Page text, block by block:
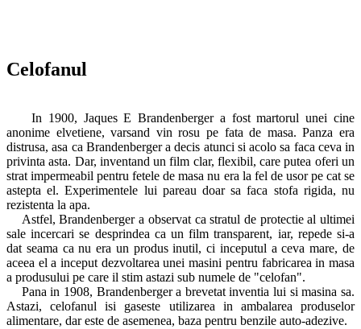
Celofanul
In 1900, Jaques E Brandenberger a fost martorul unei cine
anonime elvetiene, varsand vin rosu pe fata de masa. Panza era
distrusa, asa ca Brandenberger a decis atunci si acolo sa faca ceva in
privinta asta. Dar, inventand un film clar, flexibil, care putea oferi un
strat impermeabil pentru fetele de masa nu era la fel de usor pe cat se
astepta el. Experimentele lui pareau doar sa faca stofa rigida, nu
rezistenta la apa.
Astfel, Brandenberger a observat ca stratul de protectie al ultimei
sale incercari se desprindea ca un film transparent, iar, repede si-a
dat seama ca nu era un produs inutil, ci inceputul a ceva mare, de
aceea el a inceput dezvoltarea unei masini pentru fabricarea in masa
a produsului pe care il stim astazi sub numele de "celofan".
Pana in 1908, Brandenberger a brevetat inventia lui si masina sa.
Astazi, celofanul isi gaseste utilizarea in ambalarea produselor
alimentare, dar este de asemenea, baza pentru benzile auto-adezive.